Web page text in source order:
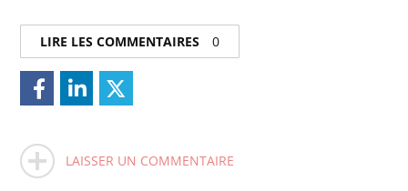
LIRE LES COMMENTAIRES 0
LAISSER UN COMMENTAIRE